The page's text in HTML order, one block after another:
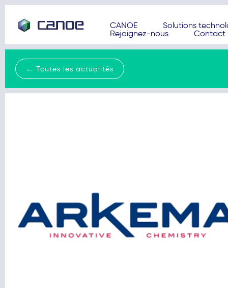
CANOE
Solutions
Rejoignez-nous
Contact
← Toutes les actualités